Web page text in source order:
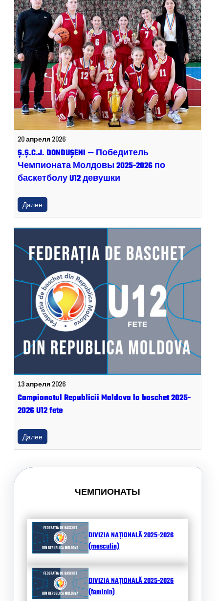
20 апреля 2026
Ș.Ș.C.J. DONDUȘENI — Победитель
Чемпионата Молдовы 2025-2026 по
баскетболу U12 девушки
Далее
13 апреля 2026
Campionatul Republicii Moldova la baschet 2025-
2026 U12 fete
Далее
ЧЕМПИОНАТЫ
DIVIZIA NAȚIONALĂ 2025-2026
(masculin)
DIVIZIA NAȚIONALĂ 2025-2026
(feminin)